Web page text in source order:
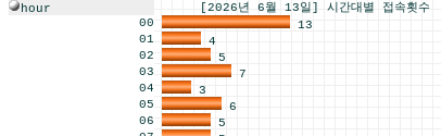
hour
[2026년 6월 13일] 시간대별 접속횟수
00
13
01
4
02
5
03
7
04
3
05
6
06
5